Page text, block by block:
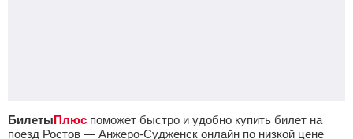
БилетыПлюс поможет быстро и удобно купить билет на
поезд Ростов — Анжеро-Судженск онлайн по низкой цене